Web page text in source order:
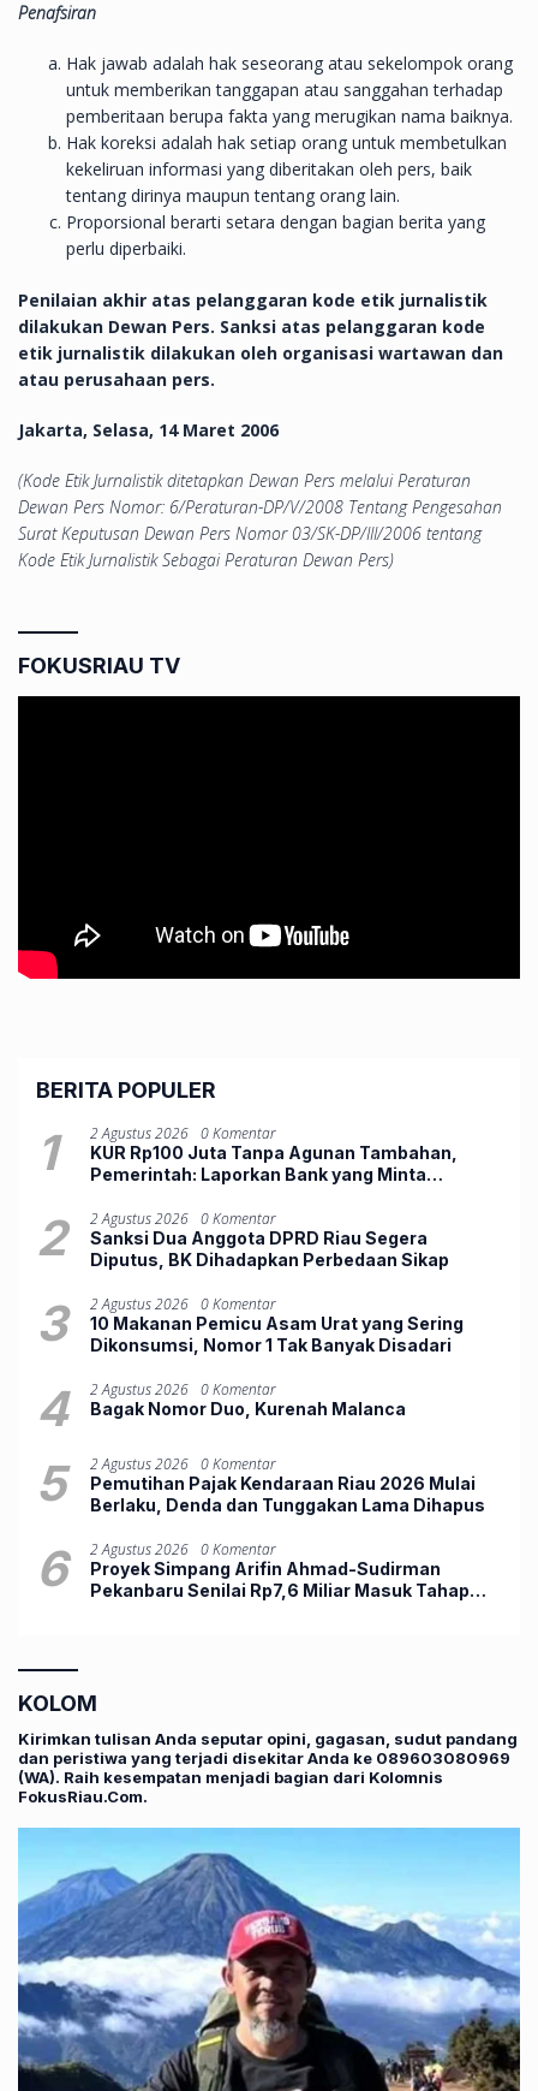
Penafsiran
Hak jawab adalah hak seseorang atau sekelompok orang
untuk memberikan tanggapan atau sanggahan terhadap
pemberitaan berupa fakta yang merugikan nama baiknya.
Hak koreksi adalah hak setiap orang untuk membetulkan
kekeliruan informasi yang diberitakan oleh pers, baik
tentang dirinya maupun tentang orang lain.
Proporsional berarti setara dengan bagian berita yang
perlu diperbaiki.
Penilaian akhir atas pelanggaran kode etik jurnalistik
dilakukan Dewan Pers. Sanksi atas pelanggaran kode
etik jurnalistik dilakukan oleh organisasi wartawan dan
atau perusahaan pers.
Jakarta, Selasa, 14 Maret 2006
(Kode Etik Jurnalistik ditetapkan Dewan Pers melalui Peraturan
Dewan Pers Nomor: 6/Peraturan-DP/V/2008 Tentang Pengesahan
Surat Keputusan Dewan Pers Nomor 03/SK-DP/III/2006 tentang
Kode Etik Jurnalistik Sebagai Peraturan Dewan Pers)
FOKUSRIAU TV
BERITA POPULER
1 2 Agustus 2026 0 Komentar
KUR Rp100 Juta Tanpa Agunan Tambahan,
Pemerintah: Laporkan Bank yang Minta
2 2 Agustus 2026 0 Komentar
Sanksi Dua Anggota DPRD Riau Segera
Diputus, BK Dihadapkan Perbedaan Sikap
3 2 Agustus 2026 0 Komentar
10 Makanan Pemicu Asam Urat yang Sering
Dikonsumsi, Nomor 1 Tak Banyak Disadari
4 2 Agustus 2026 0 Komentar
Bagak Nomor Duo, ‎Kurenah Malanca
5 2 Agustus 2026 0 Komentar
Pemutihan Pajak Kendaraan Riau 2026 Mulai
Berlaku, Denda dan Tunggakan Lama Dihapus
6 2 Agustus 2026 0 Komentar
Proyek Simpang Arifin Ahmad-Sudirman
Pekanbaru Senilai Rp7,6 Miliar Masuk Tahap
KOLOM
Kirimkan tulisan Anda seputar opini, gagasan, sudut pandang
dan peristiwa yang terjadi disekitar Anda ke 089603080969
(WA). Raih kesempatan menjadi bagian dari Kolomnis
FokusRiau.Com.